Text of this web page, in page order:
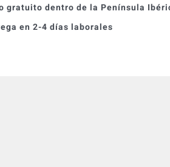
gratuito dentro de la Península
en 2-4 días laborales